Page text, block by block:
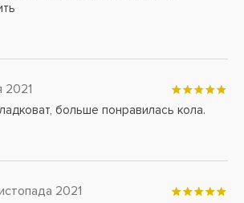
2021
больше понравилась кола.
2021